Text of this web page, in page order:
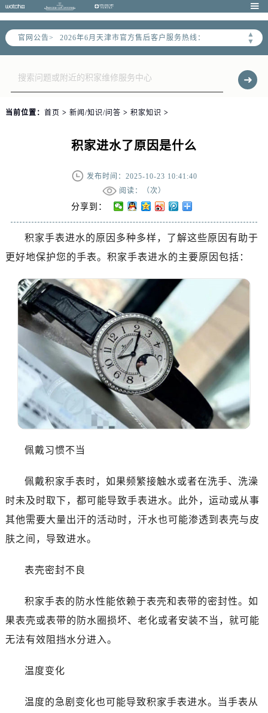

官网公告>
▲
▼
2026年6月天津市售后服务网络优化升级公告
2026年6月天津市官方售后客户服务热线：
2026年6月售后服务中心最新网点地址：
天津市和平区赤峰道136号天津国际金融中心写字楼26层2603室（需提前预约）
天津市和平区赤峰道136号天津国际金融中心26层2603室售后服务中心（需提前预约）
当前位置： 首页 > 新闻/知识/问答 > 积家知识 >
积家进水了原因是什么
发布时间：2025-10-23 10:41:40
阅读：（次）
分享到：
积家手表进水的原因多种多样，了解这些原因有助于
更好地保护您的手表。积家手表进水的主要原因包括：
佩戴习惯不当
佩戴积家手表时，如果频繁接触水或者在洗手、洗澡
时未及时取下，都可能导致手表进水。此外，运动或从事
其他需要大量出汗的活动时，汗水也可能渗透到表壳与皮
肤之间，导致进水。
表壳密封不良
积家手表的防水性能依赖于表壳和表带的密封性。如
果表壳或表带的防水圈损坏、老化或者安装不当，就可能
无法有效阻挡水分进入。
温度变化
温度的急剧变化也可能导致积家手表进水。当手表从